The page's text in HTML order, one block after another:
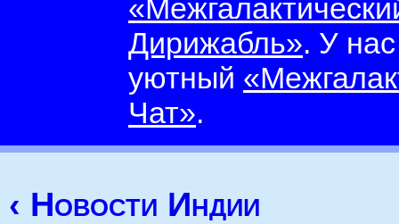
Дирижабль». У
уютный
Чат».
‹ Новости Индии